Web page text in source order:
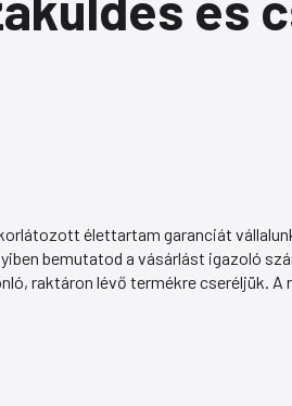
élettartam garanciát
bemutatod a vásárlást igazoló
raktáron lévő termékre cseréljük.